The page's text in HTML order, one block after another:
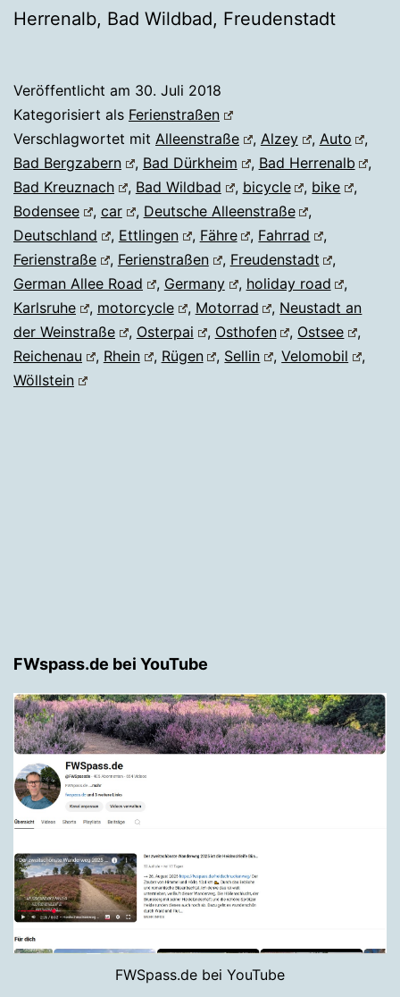
Herrenalb, Bad Wildbad, Freudenstadt
Veröffentlicht am 30. Juli 2018
Kategorisiert als Ferienstraßen
Verschlagwortet mit Alleenstraße , Alzey , Auto
,
Bad Bergzabern
, Bad Dürkheim , Bad Herrenalb
,
Bad Kreuznach
, Bad Wildbad , bicycle , bike
,
Bodensee
, car , Deutsche Alleenstraße
,
Deutschland
, Ettlingen , Fähre , Fahrrad
,
Ferienstraße
, Ferienstraßen , Freudenstadt
,
German Allee Road
, Germany , holiday road
,
Karlsruhe
, motorcycle , Motorrad , Neustadt an
der Weinstraße
, Osterpai , Osthofen , Ostsee
,
Reichenau
, Rhein , Rügen , Sellin ,Velomobil
,
Wöllstein
FWspass.de bei YouTube
FWSpass.de bei YouTube